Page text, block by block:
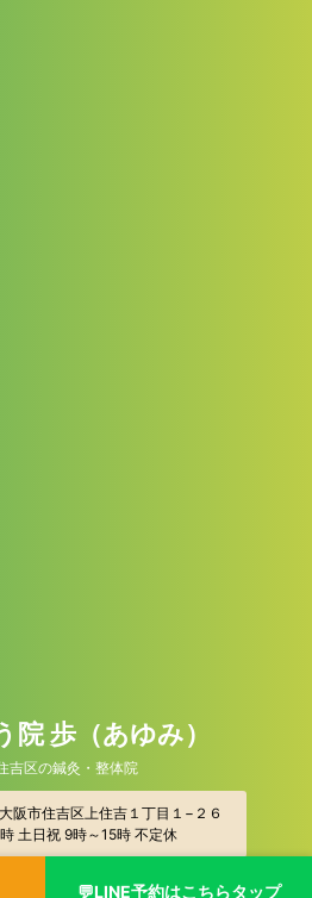
院 歩（あゆみ）
吉区の鍼灸・整体院
阪市住吉区上住吉１丁目１−２６
土日祝 9時～15時 不定休
きゅう院 歩（あゆみ）
💬LINE予約はこちらタップ